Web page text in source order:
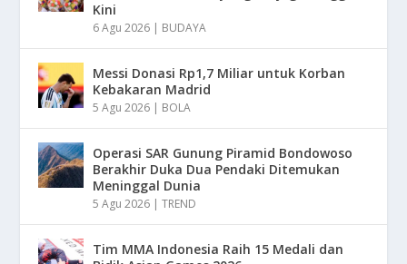
Kini
6 Agu 2026 | BUDAYA
Messi Donasi Rp1,7 Miliar untuk Korban
Kebakaran Madrid
5 Agu 2026 | BOLA
Operasi SAR Gunung Piramid Bondowoso
Berakhir Duka Dua Pendaki Ditemukan
Meninggal Dunia
5 Agu 2026 |TREND
Tim MMA Indonesia Raih 15 Medali dan